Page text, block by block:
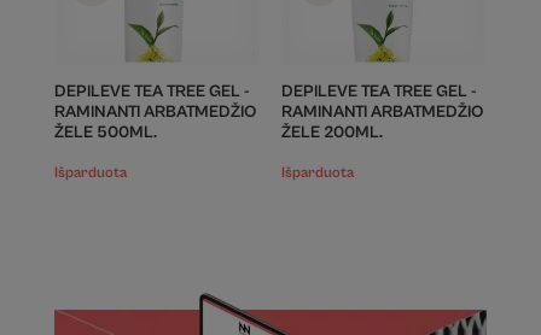
DEPILEVE TEA TREE GEL -
RAMINANTI ARBATMEDŽIO
ŽELE 500ML.
Išparduota
DEPILEVE TEA TREE GEL -
RAMINANTI ARBATMEDŽIO
ŽELE 200ML.
Išparduota